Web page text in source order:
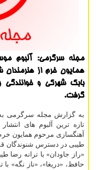
مجله سرگرمی: آلبوم
همایون خرم از هنرمندان
بابک شهرکی و خوانندگی
گرفت.
به گزارش مجله سرگرمی به
تازه ترین آلبوم های انتشار
آهنگسازی مرحوم همایون
طیبی در دسترس شنوندگان
«راز جاودان» با ترانه رضا
حافظ، «دریغا»، «ناز نگه»